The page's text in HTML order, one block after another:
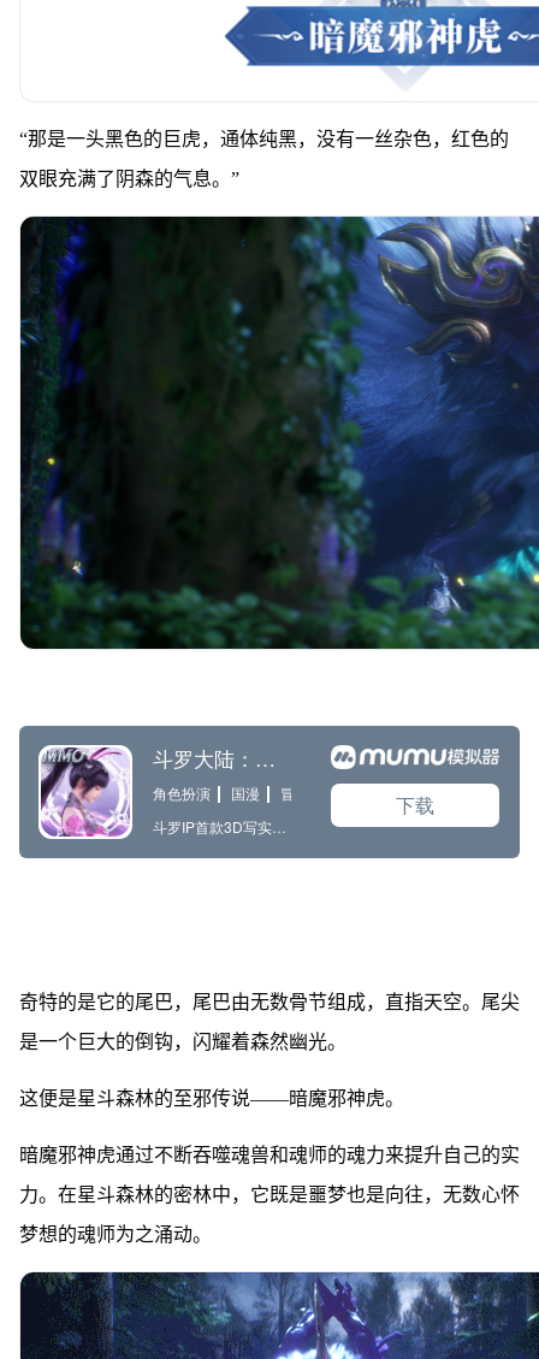
“那是一头黑色的巨虎， 通体纯黑，没有一丝杂色， 红色的
双眼充满了阴森的气息。”
奇特的是它的尾巴，尾巴由无数骨节组成，直指天空。尾尖
是一个巨大的倒钩，闪耀着森然幽光。
这便是星斗森林的至邪传说——暗魔邪神虎。
暗魔邪神虎通过不断吞噬魂兽和魂师的魂力来提升自己的实
力。在星斗森林的密林中，它既是噩梦也是向往，无数心怀
梦想的魂师为之涌动。